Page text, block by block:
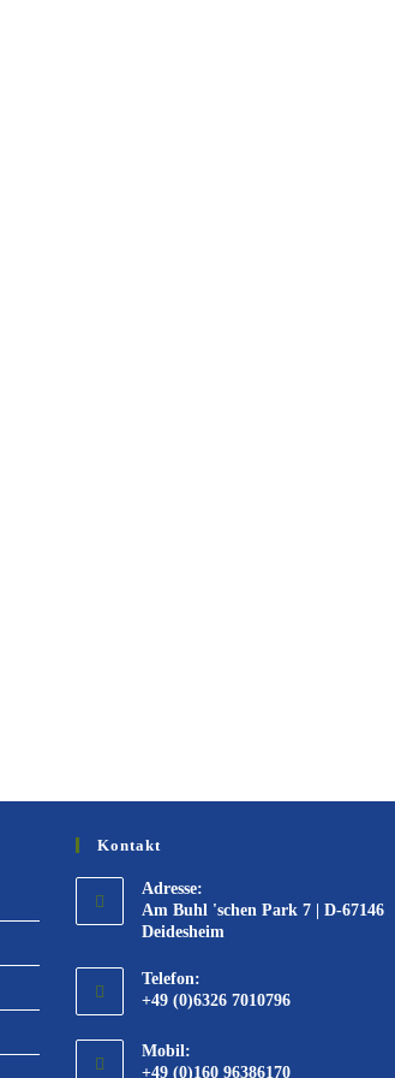
Kontakt
Adresse:
Am Buhl 'schen Park 7 | D-67146
Deidesheim
Telefon:
+49 (0)6326 7010796
Mobil:
+49 (0)160 96386170